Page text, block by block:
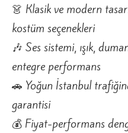
👗 Klasik ve modern
kostüm seçenekleri
🎶 Ses sistemi, ışık,
entegre performans
🚗 Yoğun İstanbul
garantisi
💰 Fiyat-performans